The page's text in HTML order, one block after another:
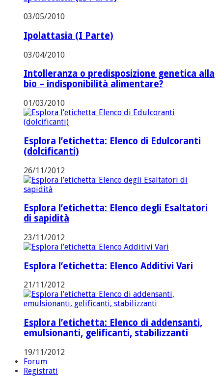
03/05/2010
Ipolattasia (I Parte)
03/04/2010
Intolleranza o predisposizione genetica alla
bio – indisponibilità alimentare?
01/03/2010
Esplora l’etichetta: Elenco di Edulcoranti
(dolcificanti)
26/11/2012
Esplora l’etichetta: Elenco degli Esaltatori
di sapidità
23/11/2012
Esplora l’etichetta: Elenco Additivi Vari
21/11/2012
Esplora l’etichetta: Elenco di addensanti,
emulsionanti, gelificanti, stabilizzanti
19/11/2012
Forum
Registrati